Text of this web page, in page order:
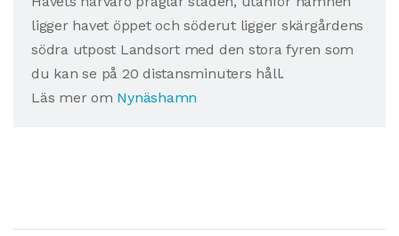
ligger havet öppet och söderut ligger skärgårdens
södra utpost Landsort med den stora fyren som
du kan se på 20 distansminuters håll.
Läs mer om Nynäshamn